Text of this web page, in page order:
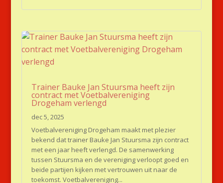
Trainer Bauke Jan Stuursma heeft zijn
contract met Voetbalvereniging
Drogeham verlengd
dec 5, 2025
Voetbalvereniging Drogeham maakt met plezier
bekend dat trainer Bauke Jan Stuursma zijn contract
met een jaar heeft verlengd. De samenwerking
tussen Stuursma en de vereniging verloopt goed en
beide partijen kijken met vertrouwen uit naar de
toekomst. Voetbalvereniging...